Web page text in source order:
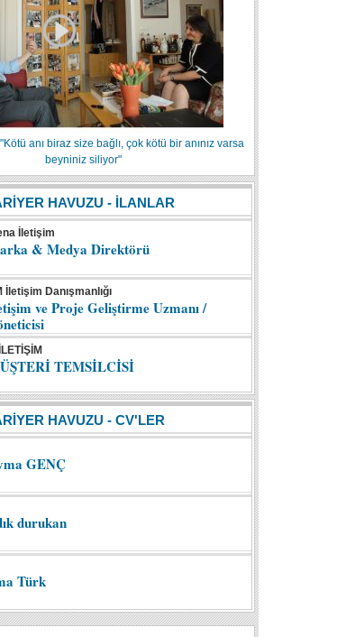
anı biraz size bağlı, çok kötü bir anınız varsa
beyniniz siliyor"
HAVUZU - İLANLAR
İletişim
& Medya Direktörü
İletişim Danışmanlığı
ve Proje Geliştirme Uzmanı /
TEMSİLCİSİ
HAVUZU - CV'LER
GENÇ
durukan
Türk